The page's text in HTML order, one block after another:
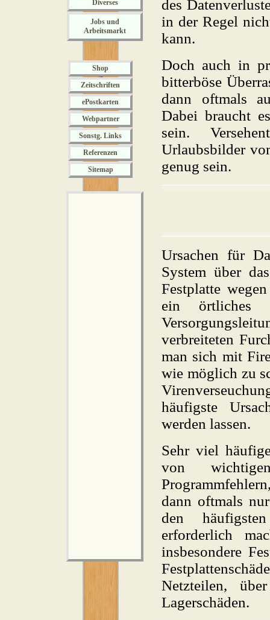
Diverses
Jobs und
Arbeitsmarkt
Shop
Zeitschriften
ePostkarten
Webpartner
Sonstg. Links
Referenzen
Sitemap
des
in der Regel
kann.
Doch auch in
bitterböse
dann oftmals
Dabei braucht
sein.
Urlaubsbilder
genug sein.
Ursachen für
System über
Festplatte
ein örtliches
verbreiteten
man sich mit
wie möglich zu
häufigste
werden lassen.
Sehr viel
von
dann oftmals
den
erforderlich
insbesondere
Netzteilen,
Lagerschäden.